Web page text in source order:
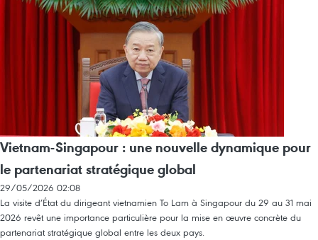
Vietnam-Singapour : une nouvelle dynamique pour
le partenariat stratégique global
29/05/2026 02:08
La visite d’État du dirigeant vietnamien To Lam à Singapour du 29 au 31 mai
2026 revêt une importance particulière pour la mise en œuvre concrète du
partenariat stratégique global entre les deux pays.